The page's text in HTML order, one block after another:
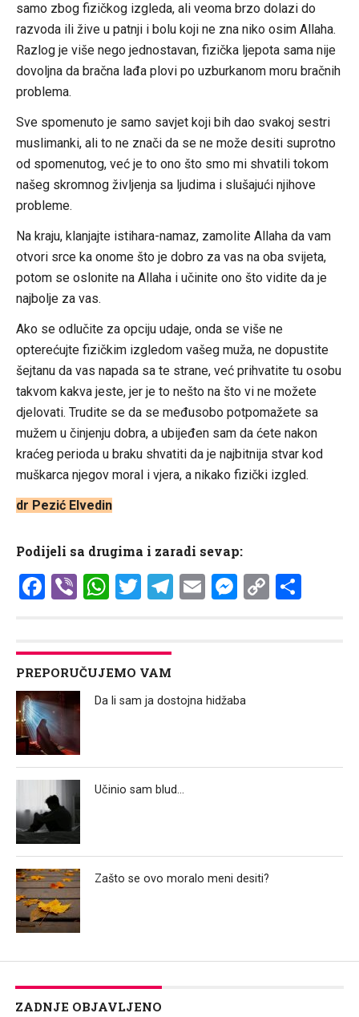
samo zbog fizičkog izgleda, ali veoma brzo dolazi do
razvoda ili žive u patnji i bolu koji ne zna niko osim Allaha.
Razlog je više nego jednostavan, fizička ljepota sama nije
dovoljna da bračna lađa plovi po uzburkanom moru bračnih
problema.
Sve spomenuto je samo savjet koji bih dao svakoj sestri
muslimanki, ali to ne znači da se ne može desiti suprotno
od spomenutog, već je to ono što smo mi shvatili tokom
našeg skromnog življenja sa ljudima i slušajući njihove
probleme.
Na kraju, klanjajte istihara-namaz, zamolite Allaha da vam
otvori srce ka onome što je dobro za vas na oba svijeta,
potom se oslonite na Allaha i učinite ono što vidite da je
najbolje za vas.
Ako se odlučite za opciju udaje, onda se više ne
opterećujte fizičkim izgledom vašeg muža, ne dopustite
šejtanu da vas napada sa te strane, već prihvatite tu osobu
takvom kakva jeste, jer je to nešto na što vi ne možete
djelovati. Trudite se da se međusobo potpomažete sa
mužem u činjenju dobra, a ubijeđen sam da ćete nakon
kraćeg perioda u braku shvatiti da je najbitnija stvar kod
muškarca njegov moral i vjera, a nikako fizički izgled.
dr Pezić Elvedin
Podijeli sa drugima i zaradi sevap:
Facebook
ViberWhatsApp
Twitter
Telegram
EmailCopy
PREPORUČUJEMO VAM
Da li sam ja dostojna hidžaba
Učinio sam blud…
Zašto se ovo moralo meni desiti?
ZADNJE OBJAVLJENO